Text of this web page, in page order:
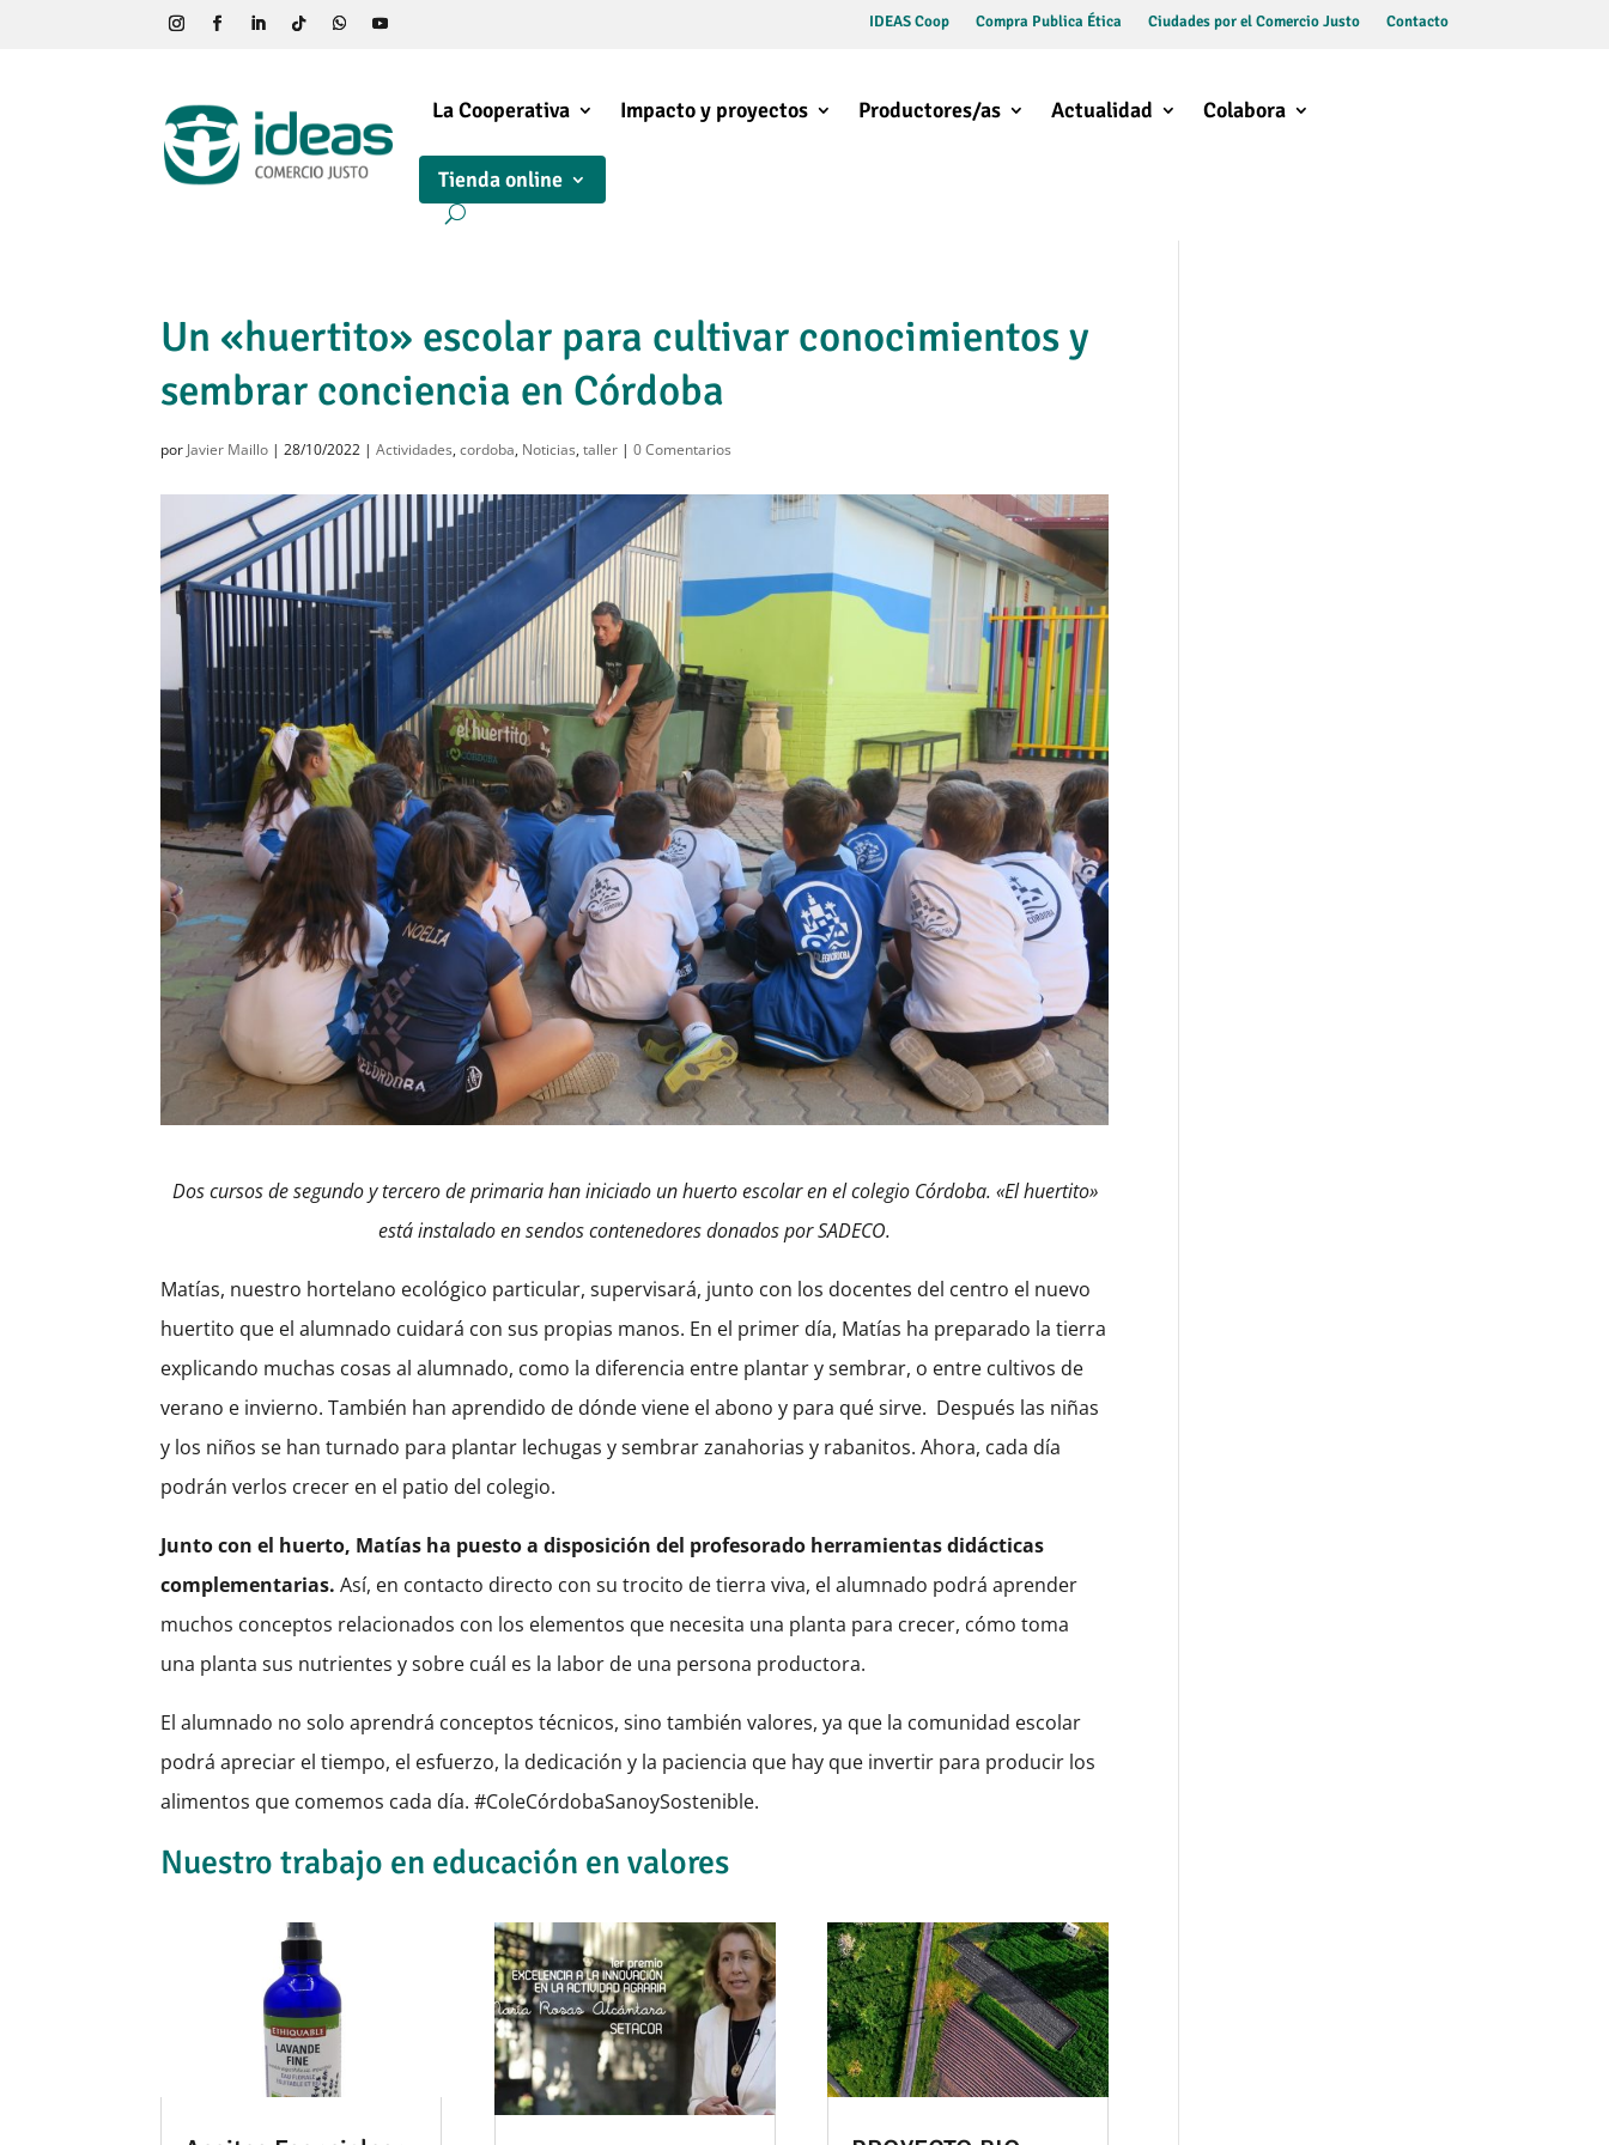
IDEAS Coop Compra Publica Ética Ciudades por el Comercio Justo Contacto
La Cooperativa Impacto y proyectos Productores/as Actualidad Colabora
Tienda online
Un «huertito» escolar para cultivar conocimientos y
sembrar conciencia en Córdoba
por Javier Maillo |28/10/2022 |Actividades,cordoba, Noticias,taller |0 Comentarios
Dos cursos de segundo y tercero de primaria han iniciado un huerto escolar en el colegio Córdoba. «Elhuertito»
está instalado en sendos contenedores donados por SADECO.
Matías, nuestro hortelano ecológico particular, supervisará, junto con los docentes del centro el nuevo
huertito que el alumnado cuidará con sus propias manos. En el primer día, Matías ha preparado la tierra
explicando muchas cosas al alumnado, como la diferencia entre plantar y sembrar, o entre cultivos de
verano e invierno. También han aprendido de dónde viene el abono y para qué sirve. Después las niñas
y los niños se han turnado para plantar lechugas y sembrar zanahorias y rabanitos. Ahora, cada día
podrán verlos crecer en el patio del colegio.
Junto con el huerto, Matías ha puesto a disposición del profesorado herramientas didácticas
complementarias. Así, en contacto directo con su trocito de tierra viva, el alumnado podrá aprender
muchos conceptos relacionados con los elementos que necesita una planta para crecer, cómo toma
una planta sus nutrientes y sobre cuál es la labor de una persona productora.
El alumnado no solo aprendrá conceptos técnicos, sino también valores, ya que la comunidad escolar
podrá apreciar el tiempo, el esfuerzo, la dedicación y la paciencia que hay que invertir para producir los
alimentos que comemos cada día. #ColeCórdobaSanoySostenible.
Nuestro trabajo en educación en valores